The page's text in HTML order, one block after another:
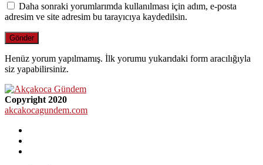
Daha sonraki yorumlarımda kullanılması için adım, e-posta
adresim ve site adresim bu tarayıcıya kaydedilsin.
Henüz yorum yapılmamış. İlk yorumu yukarıdaki form aracılığıyla
siz yapabilirsiniz.
Copyright 2020
akcakocagundem.com